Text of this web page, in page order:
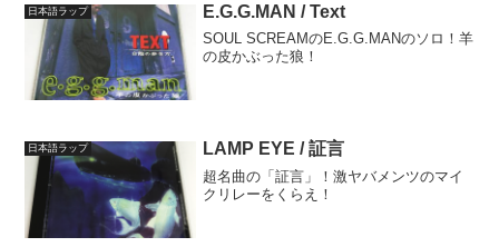
日本語ラップ E.G.G.MAN / Text
SOUL SCREAMのE.G.G.MANのソロ！羊
の皮かぶった狼！
日本語ラップ LAMP EYE / 証言
超名曲の「証言」！激ヤバメンツのマイ
クリレーをくらえ！